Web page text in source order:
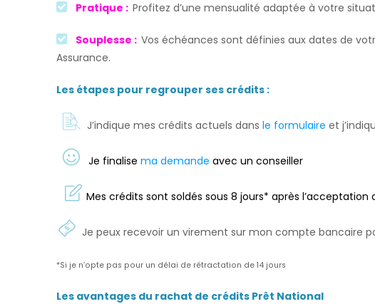
Pratique : Profitez d’une mensualité adaptée à votre
Souplesse : Vos échéances sont définies aux dates de
Assurance.
Les étapes pour regrouper ses crédits :
J’indique mes crédits actuels dans le formulaire et
Je finalise ma demande avec un conseiller
Mes crédits sont soldés sous 8 jours* après
Je peux recevoir un virement sur mon compte bancaire
*Si je n’opte pas pour un délai de rétractation de 14 jours
Les avantages du rachat de crédits Prêt National